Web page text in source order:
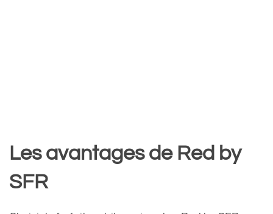
Les avantages de Red by
SFR